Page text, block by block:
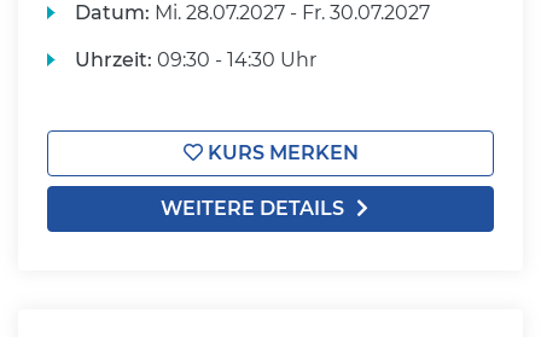
Datum: Mi. 28.07.2027 - Fr. 30.07.2027
Uhrzeit: 09:30 - 14:30 Uhr
KURS MERKEN
WEITERE DETAILS